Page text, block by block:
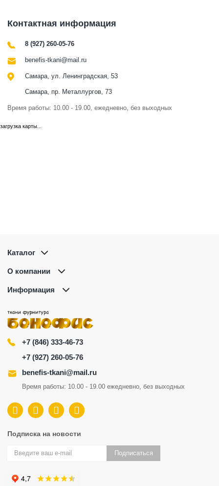
Контактная информация
8 (927) 260-05-76
benefis-tkani@mail.ru
Самара, ул. Ленинградская, 53
Самара, пр. Металлургов, 73
Время работы: 10.00 - 19.00, ежедневно, без выходных
загрузка карты...
Каталог
О компании
Информация
+7 (846) 333-46-73
+7 (927) 260-05-76
benefis-tkani@mail.ru
Время работы: 10.00 - 19.00 ежедневно, без выходных
Подписка на новости
Подписаться